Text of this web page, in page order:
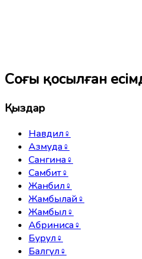
Соңғы қосылған
Қыздар
Навдил♀
Азмуда♀
Сангина♀
Самбит♀
Жанбил♀
Жамбылай♀
Жамбыл♀
Абриниса♀
Бурул♀
Балгүл♀